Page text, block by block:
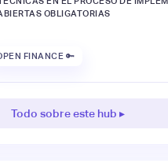
OBLIGATORIAS
FINANCE 🔑
Todo sobre este hub ▸